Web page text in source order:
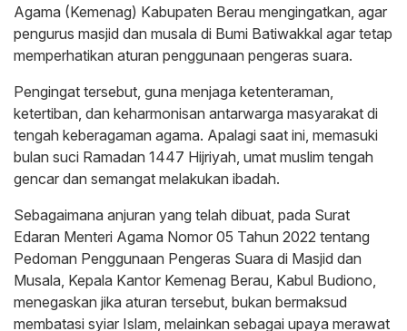
Agama (Kemenag) Kabupaten Berau mengingatkan, agar
pengurus masjid dan musala di Bumi Batiwakkal agar tetap
memperhatikan aturan penggunaan pengeras suara.
Pengingat tersebut, guna menjaga ketenteraman,
ketertiban, dan keharmonisan antarwarga masyarakat di
tengah keberagaman agama. Apalagi saat ini, memasuki
bulan suci Ramadan 1447 Hijriyah, umat muslim tengah
gencar dan semangat melakukan ibadah.
Sebagaimana anjuran yang telah dibuat, pada Surat
Edaran Menteri Agama Nomor 05 Tahun 2022 tentang
Pedoman Penggunaan Pengeras Suara di Masjid dan
Musala, Kepala Kantor Kemenag Berau, Kabul Budiono,
menegaskan jika aturan tersebut, bukan bermaksud
membatasi syiar Islam, melainkan sebagai upaya merawat